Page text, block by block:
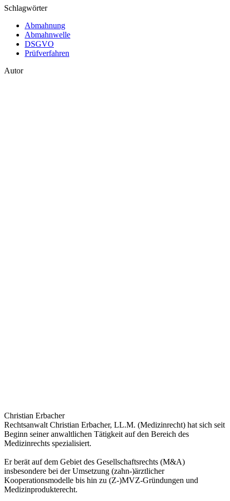
Schlagwörter
Abmahnung
Abmahnwelle
DSGVO
Prüfverfahren
Autor
Christian Erbacher
Rechtsanwalt Christian Erbacher, LL.M. (Medizinrecht) hat sich seit
Beginn seiner anwaltlichen Tätigkeit auf den Bereich des
Medizinrechts spezialisiert.
Er berät auf dem Gebiet des Gesellschaftsrechts (M&A)
insbesondere bei der Umsetzung (zahn-)ärztlicher
Kooperationsmodelle bis hin zu (Z-)MVZ-Gründungen und
Medizinprodukterecht.